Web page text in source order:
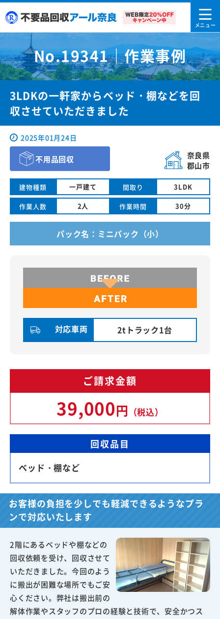
No.19341｜作業事例
3LDKの一軒家からベッド・棚などを回
収させていただきました
2025年01月24日
不用品回収
奈良県
郡山市
建物種類 一戸建て 間取り 3LDK
作業人数 2人 作業時間 30分
パック名：ミニパック（小）
対応車両 2tトラック1台
ご請求金額
39,000円 （税込）
回収品目
ベッド・棚など
お客様の負担を少しでも軽減できるようなプラ
ンで対応いたします
2階にあるベッドや棚などの
回収依頼を受け、回収させて
いただきました。今回のよう
に搬出が困難な場所でもご安
心ください。弊社は搬出前の
解体作業やスタッフのプロの経験と技術で、安全かつス